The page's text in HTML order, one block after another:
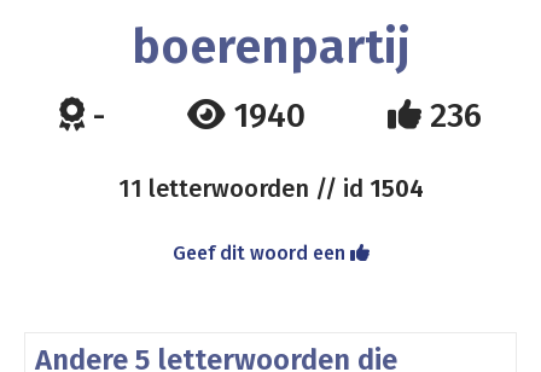
boerenpartij
- 1940 236
11 letterwoorden // id 1504
Geef dit woord een
Andere 5 letterwoorden die